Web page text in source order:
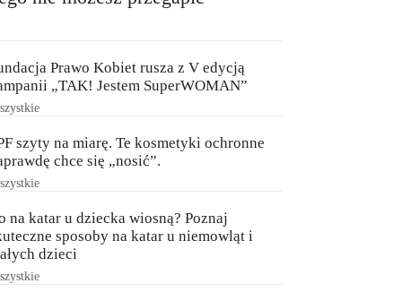
Prawo Kobiet rusza z V edycją
„TAK! Jestem SuperWOMAN”
szyty na miarę. Te kosmetyki ochronne
chce się „nosić”.
na katar u dziecka wiosną? Poznaj
sposoby na katar u niemowląt i
dzieci